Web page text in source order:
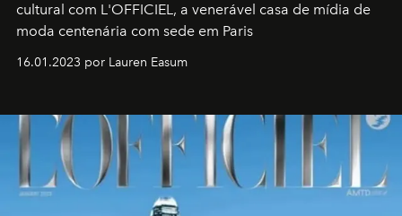
cultural com L'OFFICIEL, a venerável casa de mídia de
moda centenária com sede em Paris
16.01.2023 por Lauren Easum